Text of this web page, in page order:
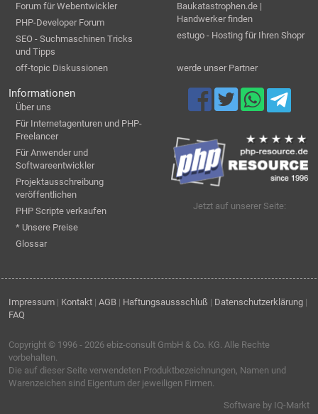
Forum für Webentwickler
PHP-Developer Forum
SEO - Suchmaschinen Tricks
und Tipps
off-topic Diskussionen
Baukatastrophen.de |
Handwerker finden
estugo - Hosting für Ihren Shopr
werde unser Partner
Informationen
Über uns
Für Internetagenturen und PHP-
Freelancer
Für Anwender und
Softwareentwickler
Projektausschreibung
veröffentlichen
PHP Scripte verkaufen
* Unsere Preise
Glossar
Jetzt auf unserer Seite:
Impressum | Kontakt | AGB | Haftungsaussschluß | Datenschutzerklärung |
FAQ
Copyright © 1996 - 2026 ebiz-consult GmbH & Co. KG. Alle Rechte
vorbehalten.
Die auf dieser Seite verwendeten Produktbezeichnungen, Namen und
Warenzeichen sind Eigentum der jeweiligen Firmen.
Software by IQ-Markt